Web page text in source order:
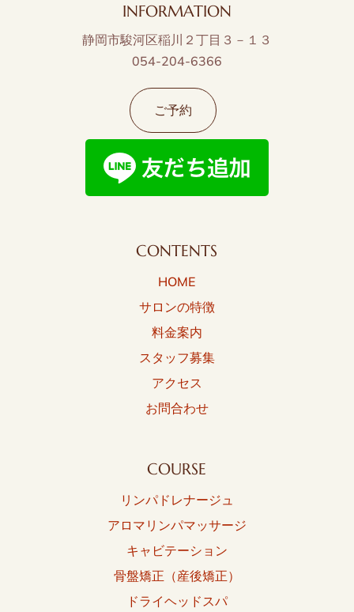
INFORMATION
静岡市駿河区稲川２丁目３－１３
054-204-6366
ご予約
CONTENTS
HOME
サロンの特徴
料金案内
スタッフ募集
アクセス
お問合わせ
COURSE
リンパドレナージュ
アロマリンパマッサージ
キャビテーション
骨盤矯正（産後矯正）
ドライヘッドスパ